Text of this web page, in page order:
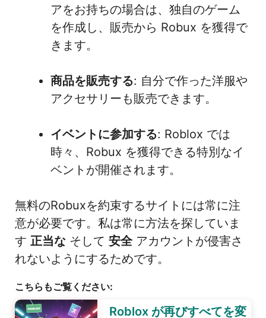
アをお持ちの場合は、独自のゲーム
を作成し、販売から Robux を獲得で
きます。
商品を販売する: 自分で作った洋服や
アクセサリーも販売できます。
イベントに参加する: Roblox では
時々、Robux を獲得できる特別なイ
ベントが開催されます。
無料のRobuxを約束するサイトには常に注
意が必要です。私は常に方法を探していま
す 正当な そして 安全アカウントが侵害さ
れないようにするためです。
こちらもご覧ください:
Roblox が再びすべてを変